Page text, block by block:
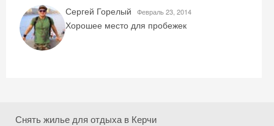
Сергей Горелый Февраль 23, 2014
Хорошее место для пробежек
Снять жилье для отдыха в Керчи
Скидка −5%
Хочешь дешевле? Оставь почту и получи